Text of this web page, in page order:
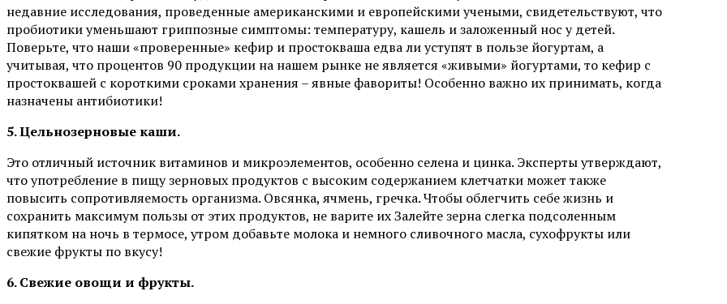
недавние исследования, проведенные американскими и европейскими учеными, свидетельствуют, что
пробиотики уменьшают гриппозные симптомы: температуру, кашель и заложенный нос у детей.
Поверьте, что наши «проверенные» кефир и простокваша едва ли уступят в пользе йогуртам, а
учитывая, что процентов 90 продукции на нашем рынке не является «живыми» йогуртами, то кефир с
простоквашей с короткими сроками хранения – явные фавориты! Особенно важно их принимать, когда
назначены антибиотики!
5. Цельнозерновые каши.
Это отличный источник витаминов и микроэлементов, особенно селена и цинка. Эксперты утверждают,
что употребление в пищу зерновых продуктов с высоким содержанием клетчатки может также
повысить сопротивляемость организма. Овсянка, ячмень, гречка. Чтобы облегчить себе жизнь и
сохранить максимум пользы от этих продуктов, не варите их Залейте зерна слегка подсоленным
кипятком на ночь в термосе, утром добавьте молока и немного сливочного масла, сухофрукты или
свежие фрукты по вкусу!
6. Свежие овощи и фрукты.